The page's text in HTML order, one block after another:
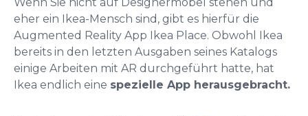
eher ein Ikea-Mensch sind, gibt es hierfür die
Augmented Reality App Ikea Place. Obwohl Ikea
bereits in den letzten Ausgaben seines Katalogs
einige Arbeiten mit AR durchgeführt hatte, hat
Ikea endlich eine spezielle App herausgebracht.